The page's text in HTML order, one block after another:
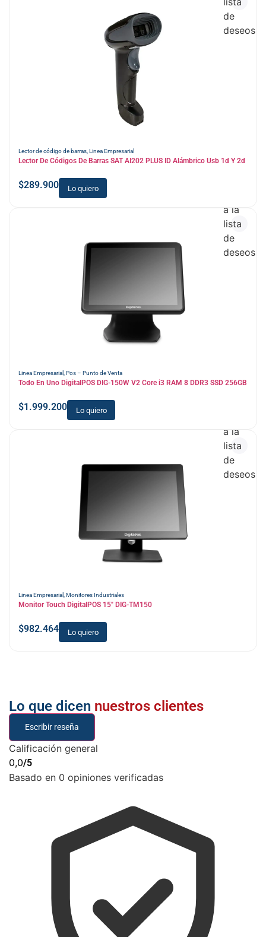
Lector de código de barras Linea Empresarial
Lector De Códigos De Barras SAT AI202 PLUS ID Alámbrico Usb 1d Y 2d
$289.900 Lo quiero
de
deseos
Linea Empresarial Pos – Punto de Venta
Todo En Uno DigitalPOS DIG-150W V2 Core i3 RAM 8 DDR3 SSD 256GB
$1.999.200 Lo quiero
a la
lista
de
deseos
Linea Empresarial Monitores Industriales
Monitor Touch DigitalPOS 15″ DIG-TM150
$982.464 Lo quiero
a la
lista
de
deseos
Lo que dicen nuestros clientes
Escribir reseña
Calificación general
0,0/5
Basado en 0 opiniones verificadas